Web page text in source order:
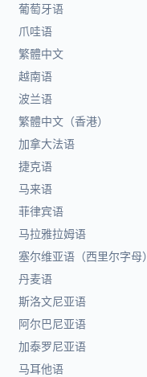
葡萄牙语
爪哇语
繁體中文
越南语
波兰语
繁體中文（香港）
加拿大法语
捷克语
马来语
菲律宾语
马拉雅拉姆语
塞尔维亚语（西里尔字母）
丹麦语
斯洛文尼亚语
阿尔巴尼亚语
加泰罗尼亚语
马耳他语